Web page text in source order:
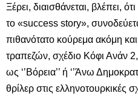
Ξέρει, διαισθάνεται, βλέπει,
το «success story»,
πιθανότατο κούρεμα ακόμη
τραπεζών, σχέδιο Κόφι Ανάν
ως ‘’Βόρεια’’ ή ‘’Άνω
θρίλερ στις ελληνοτουρκικές